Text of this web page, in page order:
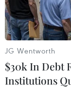
JG Wentworth
$30k In Debt
Institutions